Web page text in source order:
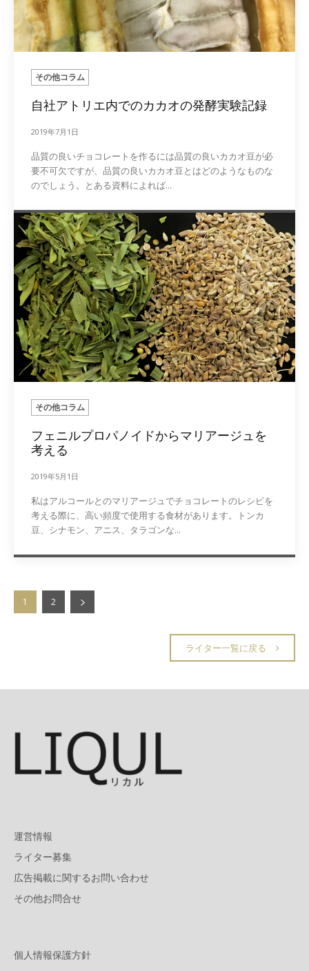
その他コラム
自社アトリエ内でのカカオの発酵実験記録
2019年7月1日
品質の良いチョコレートを作るには品質の良いカカオ豆が必
要不可欠ですが、品質の良いカカオ豆とはどのようなものな
のでしょう。とある資料によれば...
その他コラム
フェニルプロパノイドからマリアージュを
考える
2019年5月1日
私はアルコールとのマリアージュでチョコレートのレシピを
考える際に、高い頻度で使用する食材があります。トンカ
豆、シナモン、アニス、タラゴンな...
1 2
ライター一覧に戻る
運営情報
ライター募集
広告掲載に関するお問い合わせ
その他お問合せ
個人情報保護方針